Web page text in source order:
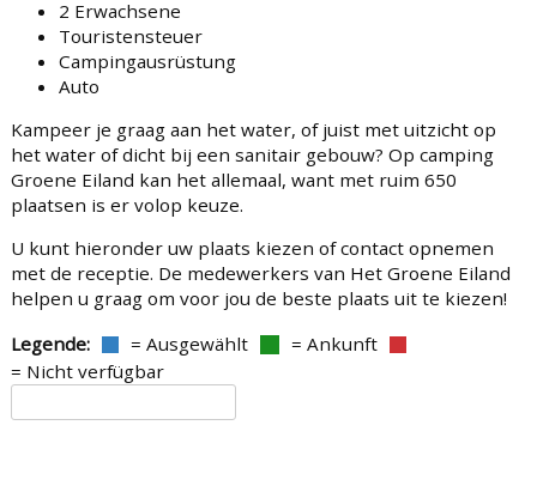
2 Erwachsene
Touristensteuer
Campingausrüstung
Auto
Kampeer je graag aan het water, of juist met uitzicht op
het water of dicht bij een sanitair gebouw? Op camping
Groene Eiland kan het allemaal, want met ruim 650
plaatsen is er volop keuze.
U kunt hieronder uw plaats kiezen of contact opnemen
met de receptie. De medewerkers van Het Groene Eiland
helpen u graag om voor jou de beste plaats uit te kiezen!
Legende:
= Ausgewählt
= Ankunft
= Nicht verfügbar